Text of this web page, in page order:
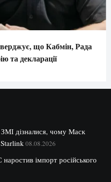
що Кабмін, Рада
та декларації
дізналися, чому Маск
Starlink 08.08.2026
імпорт російського